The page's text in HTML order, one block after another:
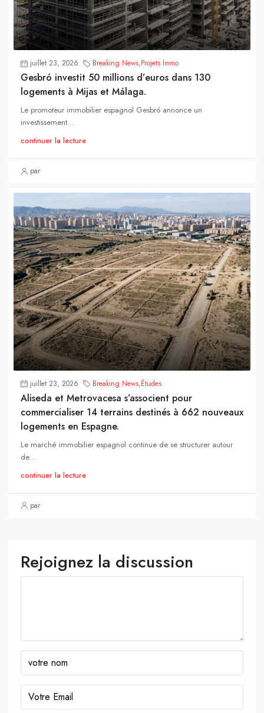
juillet 23, 2026 Breaking News,Projets Immo
Gesbró investit 50 millions d’euros dans 130
logements à Mijas et Málaga.
Le promoteur immobilier espagnol Gesbró annonce un
investissement...
continuer la lecture
par
juillet 23, 2026 Breaking News,Études
Aliseda et Metrovacesa s’associent pour
commercialiser 14 terrains destinés à 662 nouveaux
logements en Espagne.
Le marché immobilier espagnol continue de se structurer autour
de...
continuer la lecture
par
Rejoignez la discussion